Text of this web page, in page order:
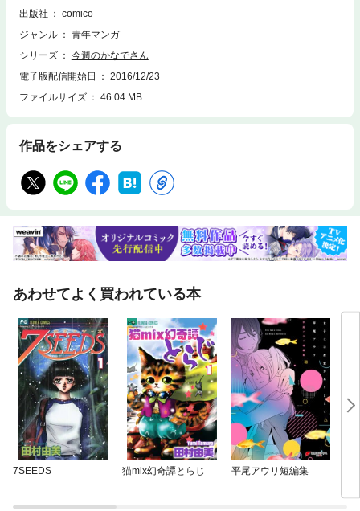
出版社
comico
ジャンル
青年マンガ
シリーズ
今週のかなでさん
電子版配信開始日
2016/12/23
ファイルサイズ
46.04 MB
作品をシェアする
あわせてよく買われている本
7SEEDS 猫mix幻奇譚とらじ 平尾アウリ短編集